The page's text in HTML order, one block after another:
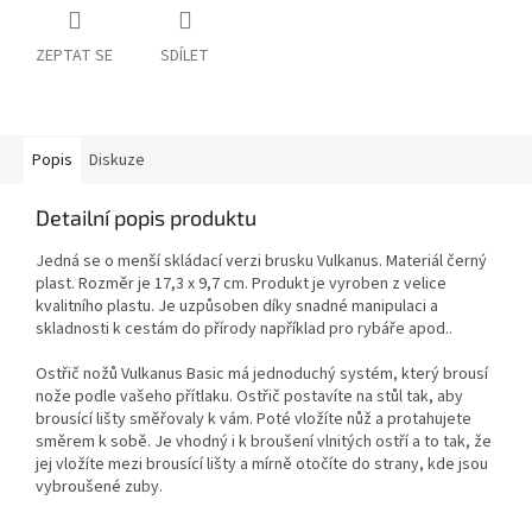
ZEPTAT SE SDÍLET
Popis Diskuze
Detailní popis produktu
Jedná se o menší skládací verzi brusku Vulkanus. Materiál černý
plast. Rozměr je 17,3 x 9,7 cm. Produkt je vyroben z velice
kvalitního plastu. Je uzpůsoben díky snadné manipulaci a
skladnosti k cestám do přírody například pro rybáře apod..
Ostřič nožů Vulkanus Basic má jednoduchý systém, který brousí
nože podle vašeho přítlaku. Ostřič postavíte na stůl tak, aby
brousící lišty směřovaly k vám. Poté vložíte nůž a protahujete
směrem k sobě. Je vhodný i k broušení vlnitých ostří a to tak, že
jej vložíte mezi brousící lišty a mírně otočíte do strany, kde jsou
vybroušené zuby.